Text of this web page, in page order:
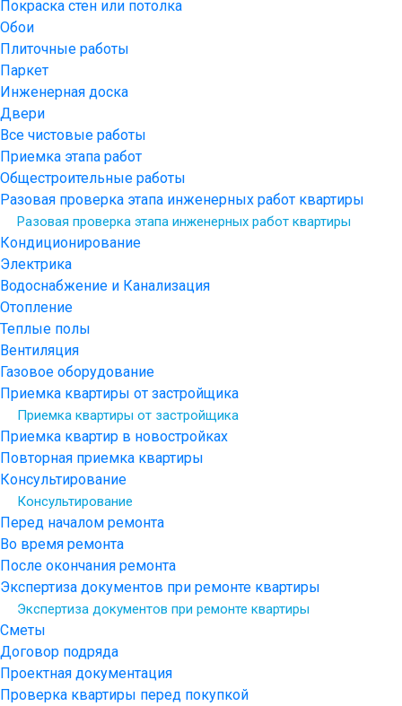
Покраска стен или потолка
Обои
Плиточные работы
Паркет
Инженерная доска
Двери
Все чистовые работы
Приемка этапа работ
Общестроительные работы
Разовая проверка этапа инженерных работ квартиры
Разовая проверка этапа инженерных работ квартиры
Кондиционирование
Электрика
Водоснабжение и Канализация
Отопление
Теплые полы
Вентиляция
Газовое оборудование
Приемка квартиры от застройщика
Приемка квартиры от застройщика
Приемка квартир в новостройках
Повторная приемка квартиры
Консультирование
Консультирование
Перед началом ремонта
Во время ремонта
После окончания ремонта
Экспертиза документов при ремонте квартиры
Экспертиза документов при ремонте квартиры
Сметы
Договор подряда
Проектная документация
Проверка квартиры перед покупкой